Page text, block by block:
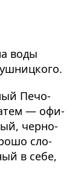
воды
Печо­
— офи­
чер­но­
сло­
в себе,